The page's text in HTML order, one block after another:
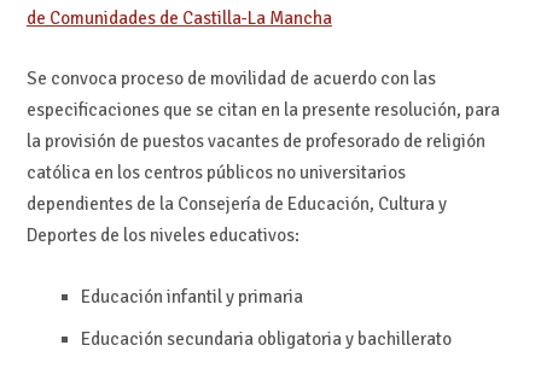
de Comunidades de Castilla-La Mancha
Se convoca proceso de movilidad de acuerdo con las
especificaciones que se citan en la presente resolución, para
la provisión de puestos vacantes de profesorado de religión
católica en los centros públicos no universitarios
dependientes de la Consejería de Educación, Cultura y
Deportes de los niveles educativos:
Educación infantil y primaria
Educación secundaria obligatoria y bachillerato